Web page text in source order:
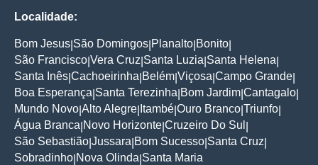
Localidade:
Bom Jesus São Domingos Planalto Bonito
São Francisco Vera Cruz Santa Luzia Santa Helena
Santa Inês Cachoeirinha Belém Viçosa Campo Grande
Boa Esperança Santa Terezinha Bom Jardim Cantagalo
Mundo Novo Alto Alegre Itambé Ouro Branco Triunfo
Água Branca Novo Horizonte Cruzeiro Do Sul
São Sebastião Jussara Bom Sucesso Santa Cruz
Sobradinho Nova Olinda Santa Maria